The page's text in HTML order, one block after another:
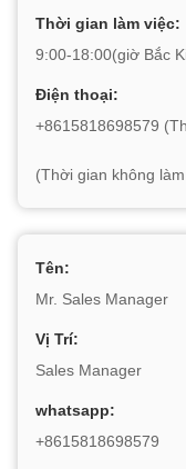
Thời gian làm việc:
9:00-18:00(giờ Bắc
Điện thoại:
+8615818698579
(Thời gian không
Tên:
Mr. Sales Manager
Vị Trí:
Sales Manager
whatsapp:
+8615818698579